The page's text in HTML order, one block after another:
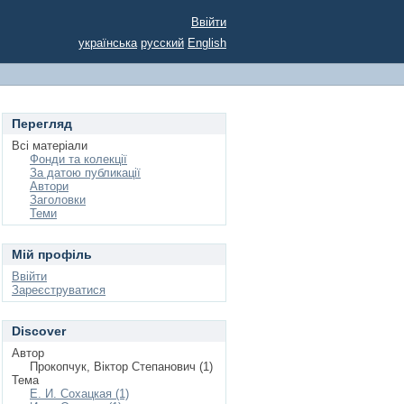
Ввійти
українська русский English
Перегляд
Всі матеріали
Фонди та колекції
За датою публикації
Автори
Заголовки
Теми
Мій профіль
Ввійти
Зареєструватися
Discover
Автор
Прокопчук, Віктор Степанович (1)
Тема
Е. И. Сохацкая (1)